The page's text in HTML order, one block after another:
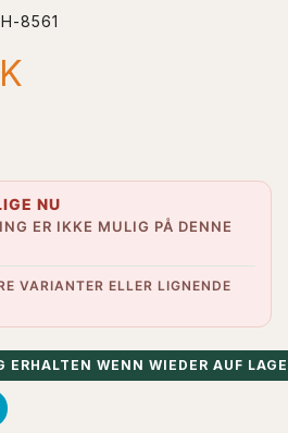
8561
NU
ER IKKE MULIG PÅ DENNE
VARIANTER ELLER LIGNENDE
ERHALTEN WENN WIEDER AUF